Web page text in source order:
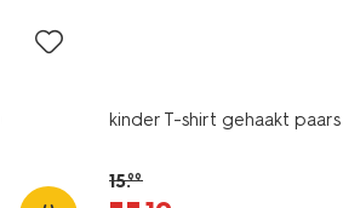
kinder T-shirt gehaakt paars
15.99